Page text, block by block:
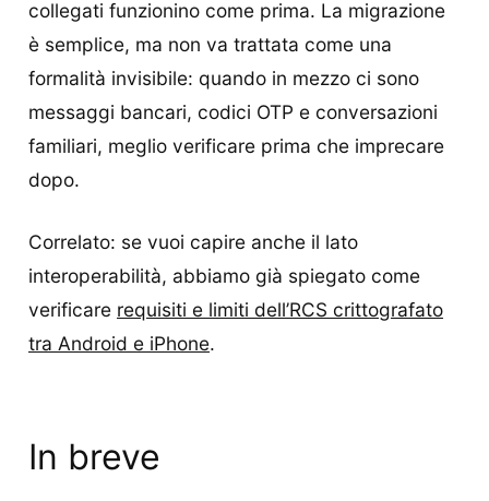
collegati funzionino come prima. La migrazione
è semplice, ma non va trattata come una
formalità invisibile: quando in mezzo ci sono
messaggi bancari, codici OTP e conversazioni
familiari, meglio verificare prima che imprecare
dopo.
Correlato: se vuoi capire anche il lato
interoperabilità, abbiamo già spiegato come
verificare requisiti e limiti dell’RCS crittografato
tra Android e iPhone.
In breve